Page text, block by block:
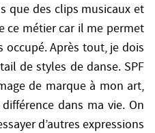
que des clips musicaux et
ce métier car il me permet
Après tout, je dois
de styles de danse. SPF
de marque à mon art,
dans ma vie. On
d’autres expressions